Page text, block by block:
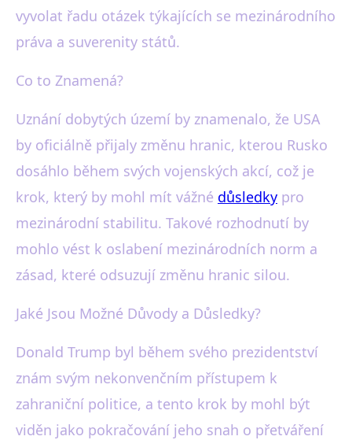
vyvolat řadu otázek týkajících se mezinárodního
práva a suverenity států.
Co to Znamená?
Uznání dobytých území by znamenalo, že USA
by oficiálně přijaly změnu hranic, kterou Rusko
dosáhlo během svých vojenských akcí, což je
krok, který by mohl mít vážné důsledky pro
mezinárodní stabilitu. Takové rozhodnutí by
mohlo vést k oslabení mezinárodních norm a
zásad, které odsuzují změnu hranic silou.
Jaké Jsou Možné Důvody a Důsledky?
Donald Trump byl během svého prezidentství
znám svým nekonvenčním přístupem k
zahraniční politice, a tento krok by mohl být
viděn jako pokračování jeho snah o přetváření